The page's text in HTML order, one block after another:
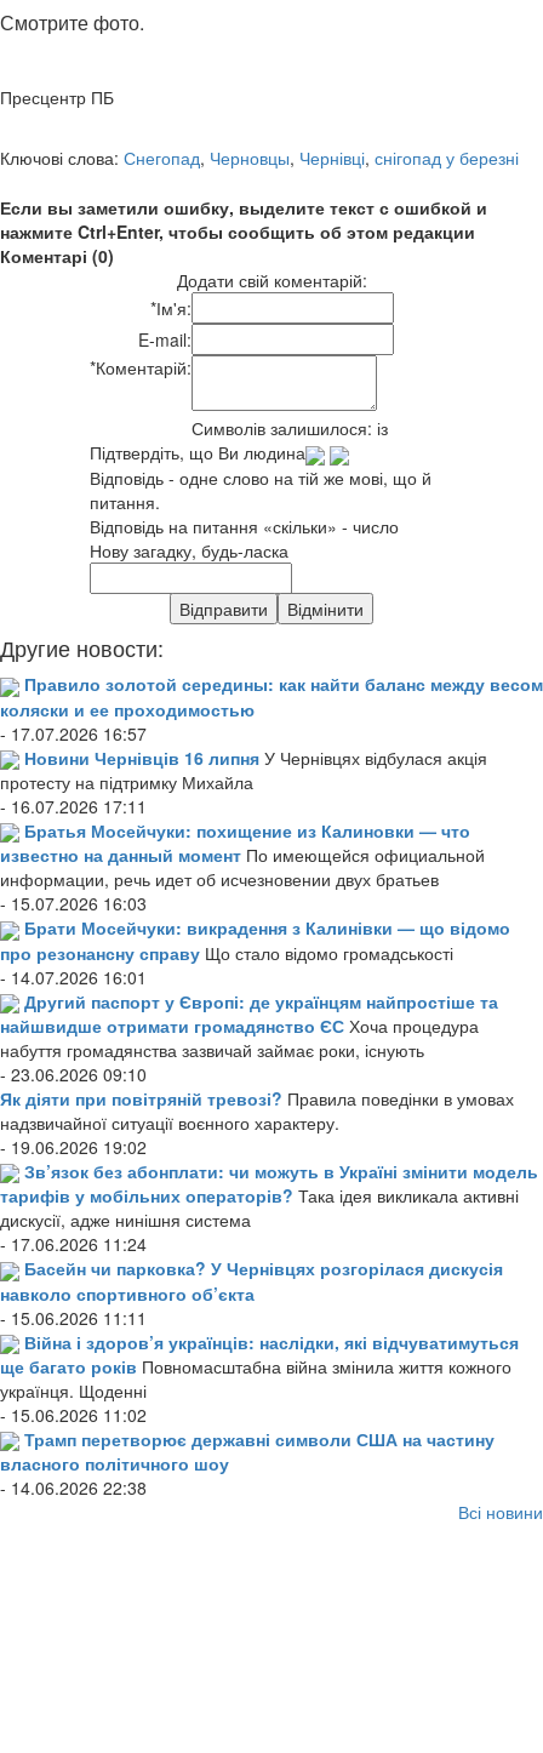
Смотрите фото.
Пресцентр ПБ
Ключові слова: Снегопад, Черновцы, Чернівці, снігопад у березні
Если вы заметили ошибку, выделите текст с ошибкой и
нажмите Ctrl+Enter, чтобы сообщить об этом редакции
Коментарі (0)
Додати свій коментарій:
*Ім'я:
E-mail:
*Коментарій:
Символів залишилося: із
Підтвердіть, що Ви людина
Відповідь - одне слово на тій же мові, що й
питання.
Відповідь на питання «скільки» - число
Нову загадку, будь-ласка
Другие новости:
Правило золотой середины: как найти баланс между весом
коляски и ее проходимостью
- 17.07.2026 16:57
Новини Чернівців 16 липня У Чернівцях відбулася акція
протесту на підтримку Михайла
- 16.07.2026 17:11
Братья Мосейчуки: похищение из Калиновки — что
известно на данный момент По имеющейся официальной
информации, речь идет об исчезновении двух братьев
- 15.07.2026 16:03
Брати Мосейчуки: викрадення з Калинівки — що відомо
про резонансну справу Що стало відомо громадськості
- 14.07.2026 16:01
Другий паспорт у Європі: де українцям найпростіше та
найшвидше отримати громадянство ЄС Хоча процедура
набуття громадянства зазвичай займає роки, існують
- 23.06.2026 09:10
Як діяти при повітряній тревозі? Правила поведінки в умовах
надзвичайної ситуації воєнного характеру.
- 19.06.2026 19:02
Зв’язок без абонплати: чи можуть в Україні змінити модель
тарифів у мобільних операторів? Така ідея викликала активні
дискусії, адже нинішня система
- 17.06.2026 11:24
Басейн чи парковка? У Чернівцях розгорілася дискусія
навколо спортивного об’єкта
- 15.06.2026 11:11
Війна і здоров’я українців: наслідки, які відчуватимуться
ще багато років Повномасштабна війна змінила життя кожного
українця. Щоденні
- 15.06.2026 11:02
Трамп перетворює державні символи США на частину
власного політичного шоу
- 14.06.2026 22:38
Всі новини